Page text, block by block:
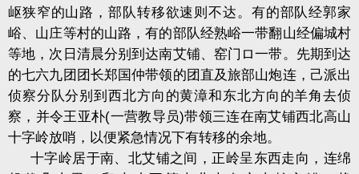
岖狭窄的山路，部队转移欲速则不达。有的部队经郭家
峪、山庄等村的山路，有的部队经熟峪一带翻山经偏城村
等地，次日清晨分别到达南艾铺、窑门ロ一带。先期到达
的七六九团团长郑国仲带领的团直及旅部山炮连，己派出
侦察分队分别到西北方向的黄漳和东北方向的羊角去侦
察，并令王亚朴(一营教导员)带领三连在南艾铺西北高山
十字岭放哨，以便紧急情况下有转移的余地。
十字岭居于南、北艾铺之间，正岭呈东西走向，连绵